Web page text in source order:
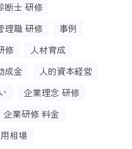
断士 研修
理職 研修
事例
修
人材育成
成金
人的資本経営
企業理念 研修
企業研修 料金
相場